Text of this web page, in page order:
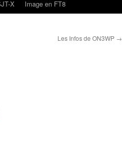
X Image en FT8
Les Infos de ON3WP →